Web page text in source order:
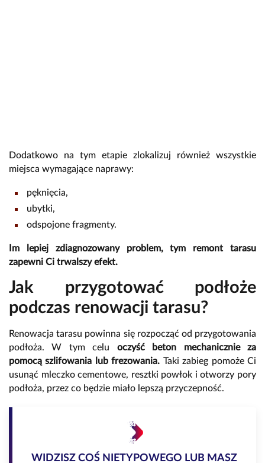
Dodatkowo na tym etapie zlokalizuj również wszystkie
miejsca wymagające naprawy:
pęknięcia,
ubytki,
odspojone fragmenty.
Im lepiej zdiagnozowany problem, tym remont tarasu
zapewni Ci trwalszy efekt.
Jak przygotować podłoże
podczas renowacji tarasu?
Renowacja tarasu powinna się rozpocząć od przygotowania
podłoża. W tym celu oczyść beton mechanicznie za
pomocą szlifowania lub frezowania. Taki zabieg pomoże Ci
usunąć mleczko cementowe, resztki powłok i otworzy pory
podłoża, przez co będzie miało lepszą przyczepność.
WIDZISZ COŚ NIETYPOWEGO LUB MASZ